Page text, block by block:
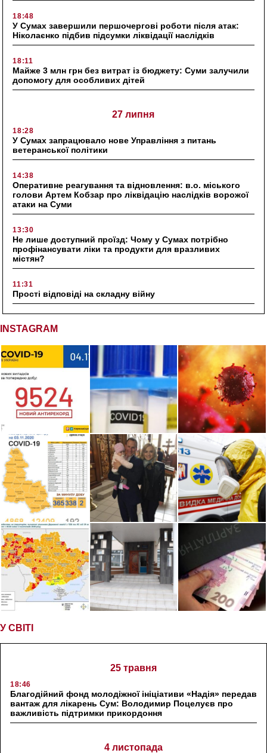
18:48
У Сумах завершили першочергові роботи після атак:
Ніколаєнко підбив підсумки ліквідації наслідків
18:11
Майже 3 млн грн без витрат із бюджету: Суми залучили
допомогу для особливих дітей
27 липня
18:28
У Сумах запрацювало нове Управління з питань
ветеранської політики
14:38
Оперативне реагування та відновлення: в.о. міського
голови Артем Кобзар про ліквідацію наслідків ворожої
атаки на Суми
13:30
Не лише доступний проїзд: Чому у Сумах потрібно
профінансувати ліки та продукти для вразливих
містян?
11:31
Прості відповіді на складну війну
INSTAGRAM
У СВІТІ
25 травня
18:46
Благодійний фонд молодіжної ініціативи «Надія» передав
вантаж для лікарень Сум: Володимир Поцелуєв про
важливість підтримки прикордоння
4 листопада